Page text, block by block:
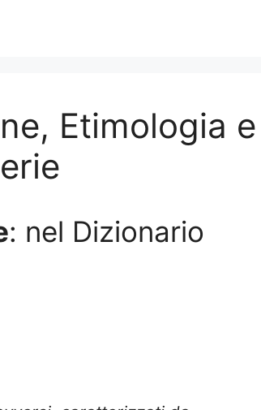
Etimologia e
: nel Dizionario